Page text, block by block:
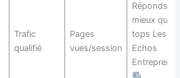
Trafic
qualifié
Pages
vues/session
Réponds
mieux que
tops Les
Echos